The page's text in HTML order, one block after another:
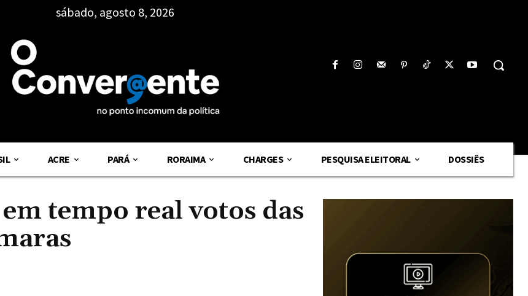
sábado, agosto 8, 2026
ACRE PARÁ RORAIMA CHARGES PESQUISA ELEITORAL DOSSIÊS
tempo real votos das